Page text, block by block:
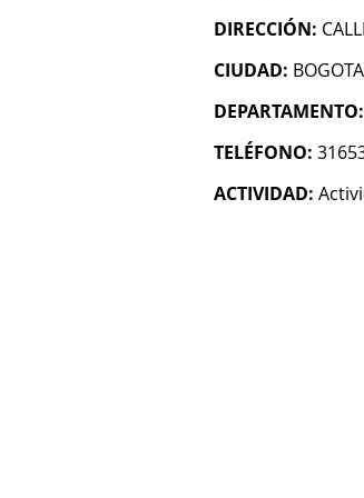
DIRECCIÓN:
CIUDAD:
DEPARTAMENTO:
TELÉFONO:
ACTIVIDAD: